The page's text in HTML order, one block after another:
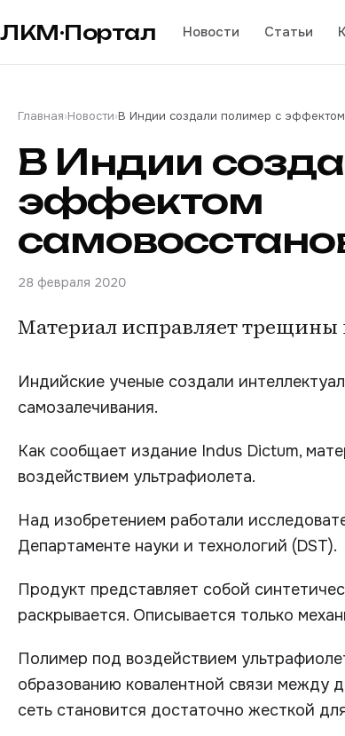
ЛКМ·Портал Новости Статьи
Главная›Новости›В Индии создали полимер с эффектом
В Индии
эффектом
28 февраля 2020
Материал исправляет трещины
Индийские ученые создали
самозалечивания.
Как сообщает издание Indus Dictum,
воздействием ультрафиолета.
Над изобретением работали
Департаменте науки и технологий (DST).
Продукт представляет собой
раскрывается. Описывается только
Полимер под воздействием
образованию ковалентной связи между
сеть становится достаточно жесткой